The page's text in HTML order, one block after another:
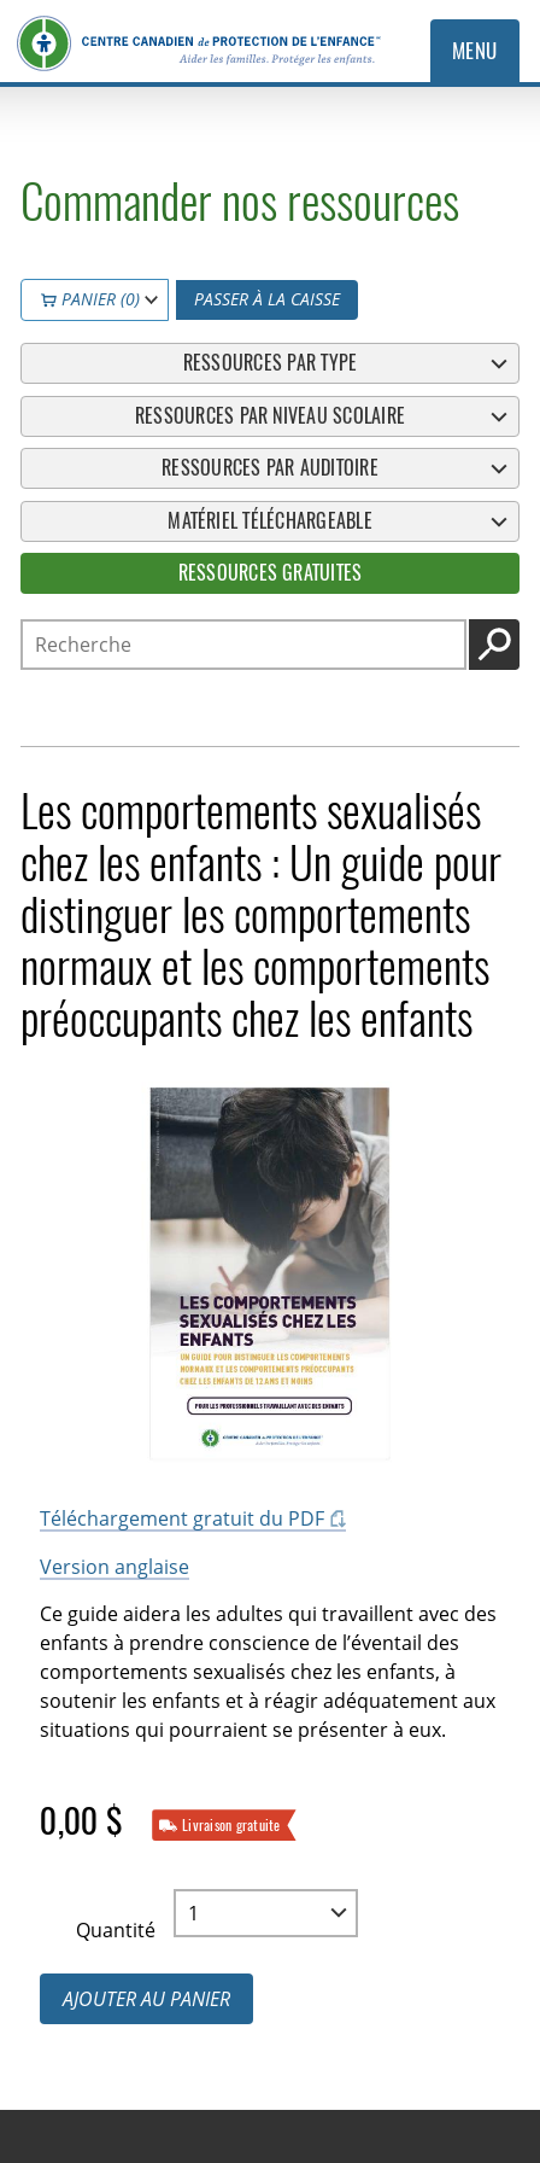
MENU
Commander nos ressources
PANIER (0) PASSER À LA CAISSE
RESSOURCES PAR TYPE
RESSOURCES PAR NIVEAU SCOLAIRE
RESSOURCES PAR AUDITOIRE
MATÉRIEL TÉLÉCHARGEABLE
RESSOURCES GRATUITES
Recherche
Les comportements sexualisés
chez les enfants : Un guide pour
distinguer les comportements
normaux et les comportements
préoccupants chez les enfants
Téléchargement gratuit du PDF
Version anglaise
Ce guide aidera les adultes qui travaillent avec des
enfants à prendre conscience de l’éventail des
comportements sexualisés chez les enfants, à
soutenir les enfants et à réagir adéquatement aux
situations qui pourraient se présenter à eux.
0,00 $ Livraison gratuite
Quantité
AJOUTER AU PANIER